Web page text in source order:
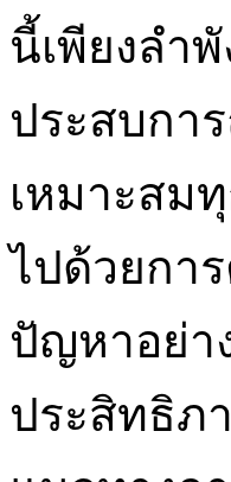
นี้เพียงลำ
ประสบกา
เหมาะสม
ไปด้วยกา
ปัญหาอย่า
ประสิทธิภ